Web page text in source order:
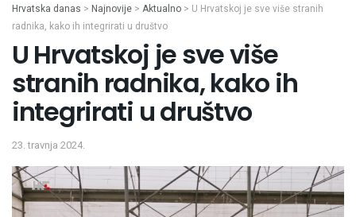
Hrvatska danas > Najnovije > Aktualno > U Hrvatskoj je sve više stranih
radnika, kako ih integrirati u društvo
U Hrvatskoj je sve više
stranih radnika, kako ih
integrirati u društvo
23. travnja 2024.